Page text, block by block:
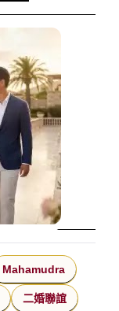
Mahamudra
二婚聯誼